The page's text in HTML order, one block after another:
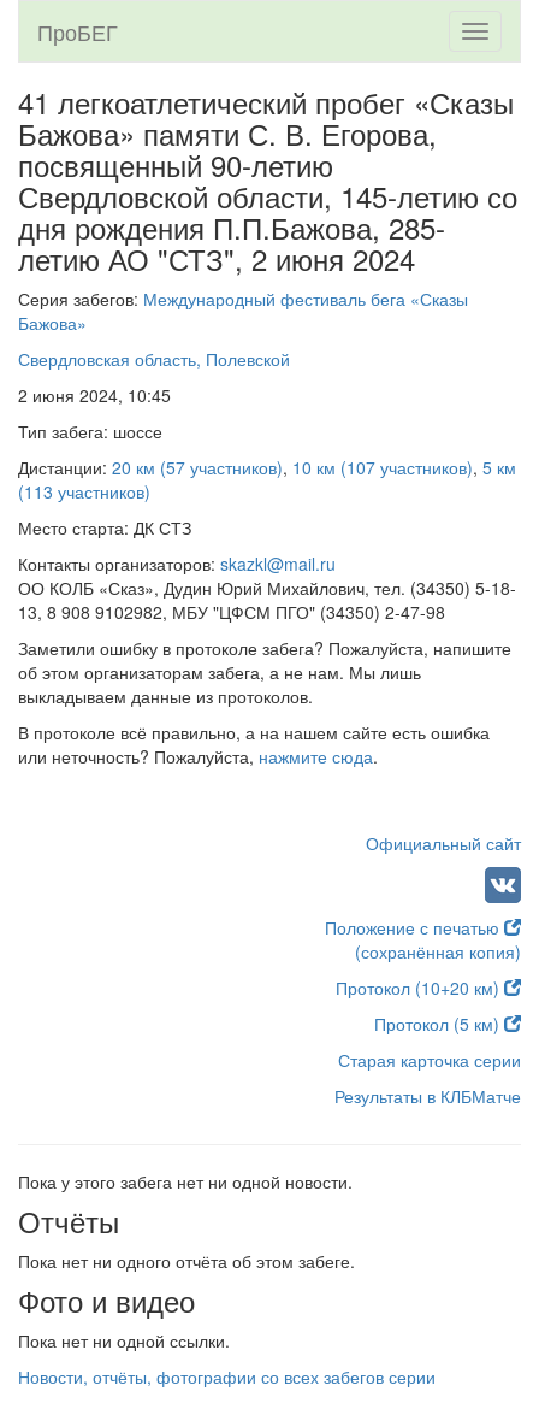
Toggle
ПроБЕГ
41 легкоатлетический пробег «Сказы
Бажова» памяти С. В. Егорова,
посвященный 90-летию
Свердловской области, 145-летию со
дня рождения П.П.Бажова, 285-
летию АО "СТЗ", 2 июня 2024
Серия забегов: Международный фестиваль бега «Сказы
Бажова»
Свердловская область, Полевской
2 июня 2024, 10:45
Тип забега: шоссе
Дистанции: 20 км (57 участников), 10 км (107 участников), 5 км
(113 участников)
Место старта: ДК СТЗ
Контакты организаторов: skazkl@mail.ru
ОО КОЛБ «Сказ», Дудин Юрий Михайлович, тел. (34350) 5-18-
13, 8 908 9102982, МБУ "ЦФСМ ПГО" (34350) 2-47-98
Заметили ошибку в протоколе забега? Пожалуйста, напишите
об этом организаторам забега, а не нам. Мы лишь
выкладываем данные из протоколов.
В протоколе всё правильно, а на нашем сайте есть ошибка
или неточность? Пожалуйста, нажмите сюда.
Официальный сайт
Положение с печатью
(сохранённая копия)
Протокол (10+20 км)
Протокол (5 км)
Старая карточка серии
Результаты в КЛБМатче
Пока у этого забега нет ни одной новости.
Отчёты
Пока нет ни одного отчёта об этом забеге.
Фото и видео
Пока нет ни одной ссылки.
Новости, отчёты, фотографии со всех забегов серии